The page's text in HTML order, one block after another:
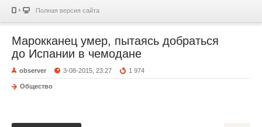
Полная версия сайта
Марокканец умер, пытаясь добраться
до Испании в чемодане
observer 3-08-2015, 23:27 1 974
Общество